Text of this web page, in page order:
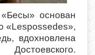
основан
«Lespossedes»,
вдохновлена